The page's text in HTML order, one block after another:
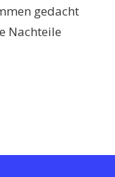
gedacht
Nachteile